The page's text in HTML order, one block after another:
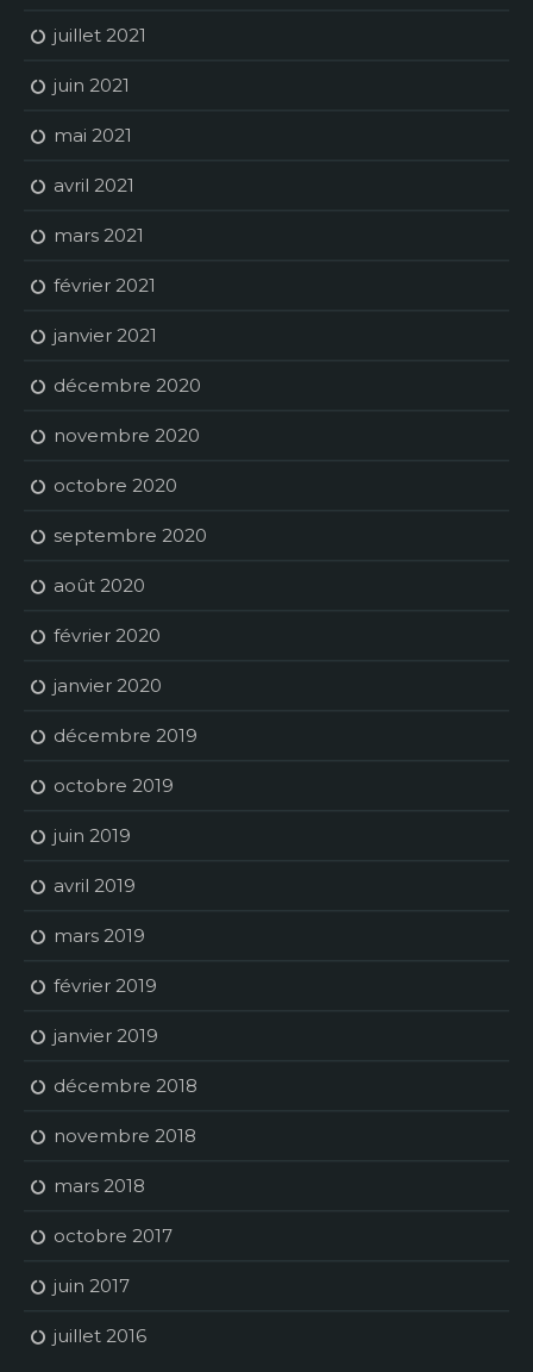
juillet 2021
juin 2021
mai 2021
avril 2021
mars 2021
février 2021
janvier 2021
décembre 2020
novembre 2020
octobre 2020
septembre 2020
août 2020
février 2020
janvier 2020
décembre 2019
octobre 2019
juin 2019
avril 2019
mars 2019
février 2019
janvier 2019
décembre 2018
novembre 2018
mars 2018
octobre 2017
juin 2017
juillet 2016